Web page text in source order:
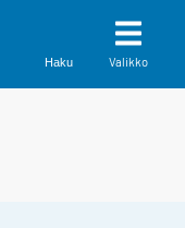
Haku Valikko